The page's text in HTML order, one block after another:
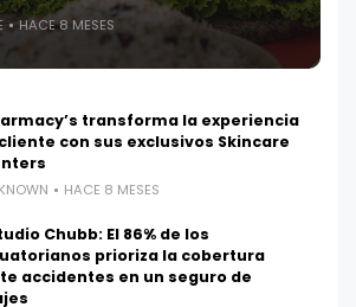
HACE 8 MESES
transforma la experiencia
con sus exclusivos Skincare
HACE 8 MESES
Chubb: El 86% de los
prioriza la cobertura
accidentes en un seguro de